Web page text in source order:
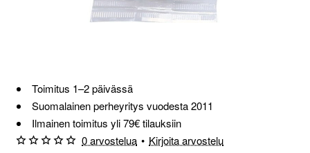
Toimitus 1–2 päivässä
Suomalainen perheyritys vuodesta 2011
Ilmainen toimitus yli 79€ tilauksiin
0 arvostelua • Kirjoita arvostelu